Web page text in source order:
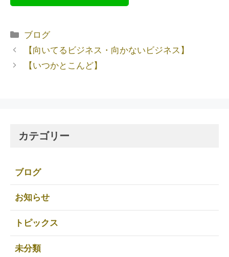
ブログ
【向いてるビジネス・向かないビジネス】
【いつかとこんど】
カテゴリー
ブログ
お知らせ
トピックス
未分類